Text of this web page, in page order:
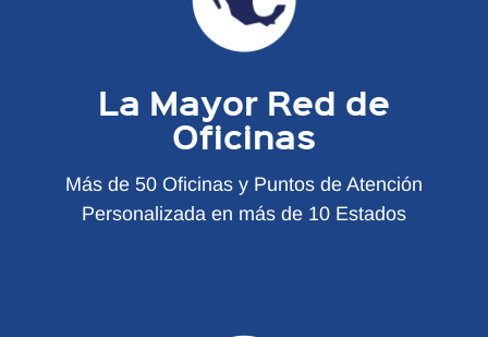
La Mayor Red de
Oficinas
Más de 50 Oficinas y Puntos de Atención
Personalizada en más de 10 Estados